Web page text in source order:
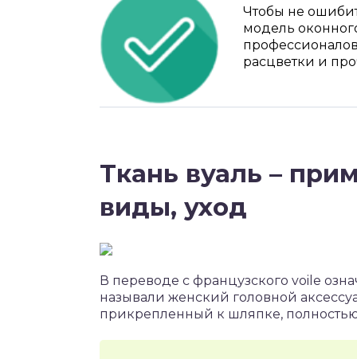
Чтобы не
модель
расцветки и
Ткань вуаль –
виды, уход
В переводе с французского voile
называли женский головной
прикрепленный к шляпке,